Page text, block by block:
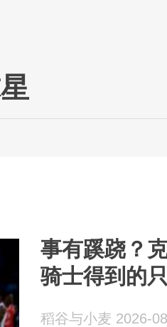
事有蹊跷？
骑士得到的
稻谷与小麦 2026-